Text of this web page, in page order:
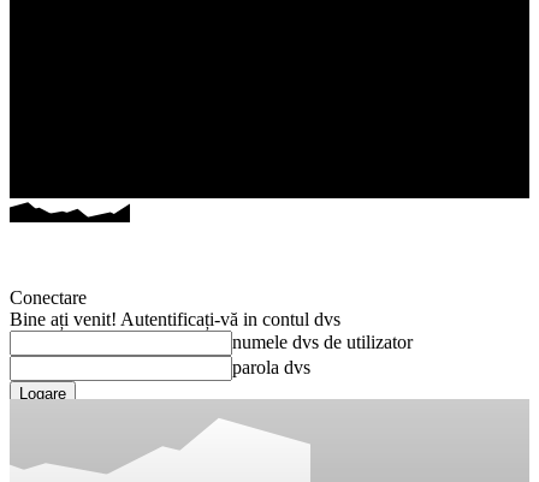
Conectare
Bine ați venit! Autentificați-vă in contul dvs
numele dvs de utilizator
parola dvs
Ați uitat parola? obține ajutor
Recuperați-vă parola